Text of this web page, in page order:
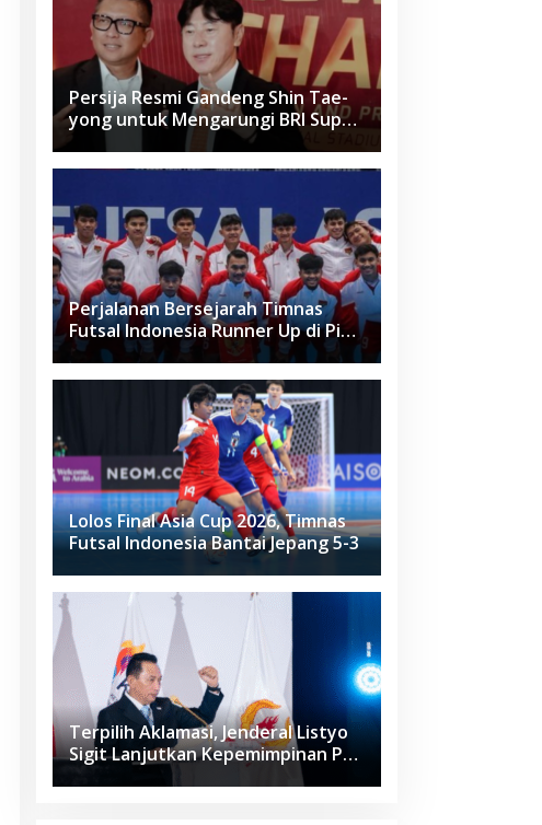
Persija Resmi Gandeng Shin Tae-
yong untuk Mengarungi BRI Super
League 2026-2027
Perjalanan Bersejarah Timnas
Futsal Indonesia Runner Up di Piala
Asia Futsal 2026
Lolos Final Asia Cup 2026, Timnas
Futsal Indonesia Bantai Jepang 5-3
Terpilih Aklamasi, Jenderal Listyo
Sigit Lanjutkan Kepemimpinan PB
ISSI hingga 2029